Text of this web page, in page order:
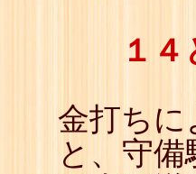
１４
金打ちに
と、守